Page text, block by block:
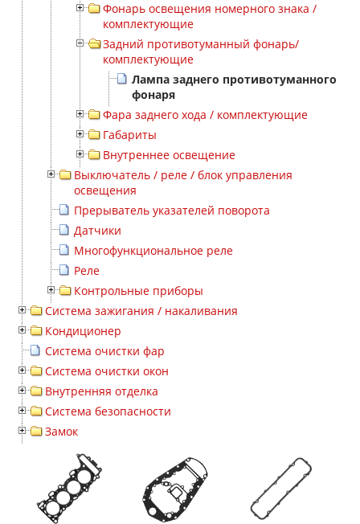
Фонарь освещения номерного знака /
комплектующие
Задний противотуманный фонарь/
комплектующие
Лампа заднего противотуманного
фонаря
Фара заднего хода / комплектующие
Габариты
Внутреннее освещение
Выключатель / реле / блок управления
освещения
Прерыватель указателей поворота
Датчики
Многофункциональное реле
Реле
Контрольные приборы
Система зажигания / накаливания
Кондиционер
Система очистки фар
Система очистки окон
Внутренняя отделка
Система безопасности
Замок